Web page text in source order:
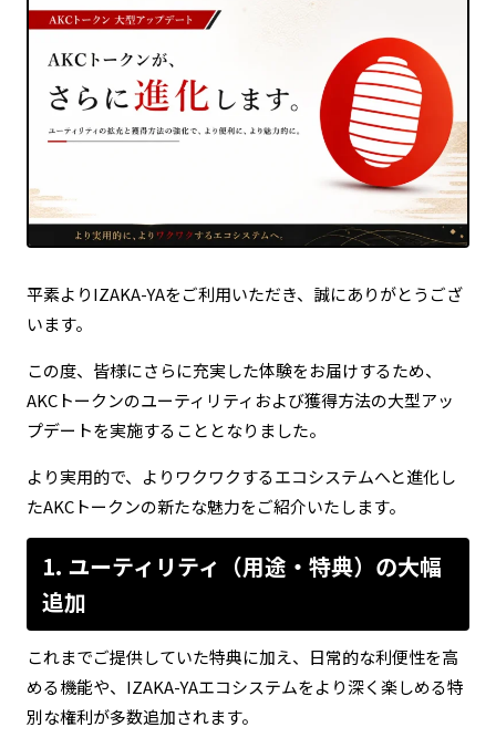
平素よりIZAKA-YAをご利用いただき、誠にありがとうござ
います。
この度、皆様にさらに充実した体験をお届けするため、
AKCトークンのユーティリティおよび獲得方法の大型アッ
プデートを実施することとなりました。
より実用的で、よりワクワクするエコシステムへと進化し
たAKCトークンの新たな魅力をご紹介いたします。
1. ユーティリティ（用途・特典）の大幅
追加
これまでご提供していた特典に加え、日常的な利便性を高
める機能や、IZAKA-YAエコシステムをより深く楽しめる特
別な権利が多数追加されます。